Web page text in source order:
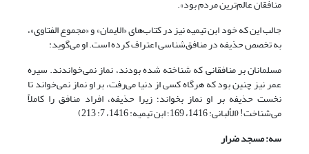
منافقان عالم‌ترین مردم بود».
جالب این که خود ابن تیمیه نیز در کتاب‌های «الایمان» و «مجموع الفتاوی»،
به تخصص حذیفه در منافق‌شناسی اعتراف کرده است. او می‌گوید:
مسلمانان بر منافقانی که شناخته شده بودند، نماز نمی‌خواندند. سیره
عمر نیز چنین بود که هرگاه کسی از دنیا می‌رفت، بر او نماز نمی‌خواند تا
نخست حذیفه بر او نماز بخواند؛ زیرا حذیفه، افراد منافق را کاملاً
می‌شناخت! (الألبانی: 1416، 169؛ ابن تیمیه: 1416، 7: 213)
سه: مسجد ضرار